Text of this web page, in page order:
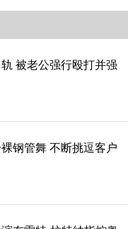
被老公强行殴打并强
钢管舞 不断挑逗客户